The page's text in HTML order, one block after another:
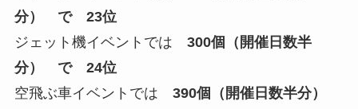
分）
で 23位
ジェット機イベントでは 300個
（開催日数半
分）
で 24位
空飛ぶ車イベントでは 390個
（開催日数半分）